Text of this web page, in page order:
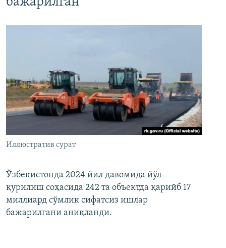
Иллюстратив сурат
Ўзбекистонда 2024 йил давомида йўл-
қурилиш соҳасида 242 та объектда қарийб 17
миллиард сўмлик сифатсиз ишлар
бажарилгани аниқланди.